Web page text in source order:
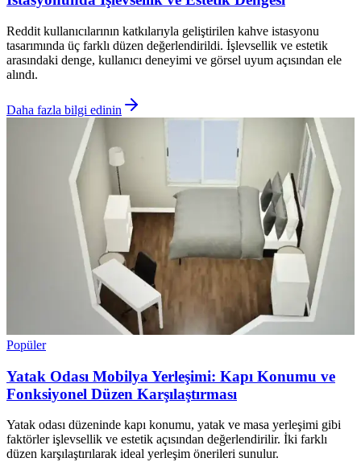
Reddit kullanıcılarının katkılarıyla geliştirilen kahve istasyonu
tasarımında üç farklı düzen değerlendirildi. İşlevsellik ve estetik
arasındaki denge, kullanıcı deneyimi ve görsel uyum açısından ele
alındı.
Daha fazla bilgi edinin
Popüler
Yatak Odası Mobilya Yerleşimi: Kapı Konumu ve
Fonksiyonel Düzen Karşılaştırması
Yatak odası düzeninde kapı konumu, yatak ve masa yerleşimi gibi
faktörler işlevsellik ve estetik açısından değerlendirilir. İki farklı
düzen karşılaştırılarak ideal yerleşim önerileri sunulur.